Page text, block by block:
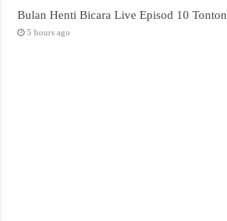
Bulan Henti Bicara Live Episod 10
5 hours ago